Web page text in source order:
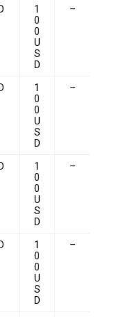
1
0
0
U
S
D
–
1
0
0
U
S
D
–
1
0
0
U
S
D
–
1
0
0
U
S
D
–